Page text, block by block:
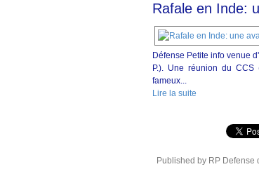
Rafale en Inde:
Défense Petite info venue
P.). Une réunion du
fameux...
Lire la suite
Published by RP Defense